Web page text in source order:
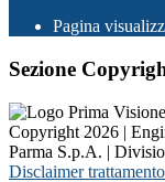
Pagina
Sezione
Copyright 2026 |
Parma S.p.A. |
Disclaimer